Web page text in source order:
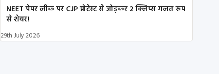
NEET पेपर लीक पर CJP प्रोटेस्ट से जोड़कर 2 क्लिप्स गलत रूप
से शेयर!
29th July 2026